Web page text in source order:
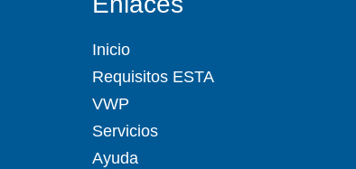
Inicio
Requisitos ESTA
VWP
Servicios
Ayuda